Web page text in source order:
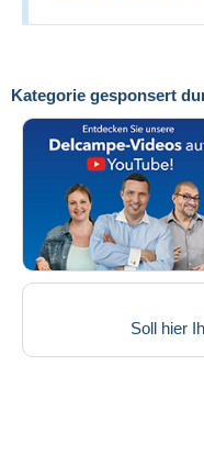
Kategorie gesponsert
Soll hier